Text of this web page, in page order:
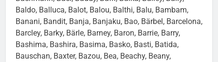
Baldo, Balluca, Balot, Balou, Balthi, Balu, Bambam,
Banani, Bandit, Banja, Banjaku, Bao, Bärbel, Barcelona,
Barcley, Barky, Bärle, Barney, Baron, Barrie, Barry,
Bashima, Bashira, Basima, Basko, Basti, Batida,
Bauschan, Baxter, Bazou, Bea, Beachy, Beany,